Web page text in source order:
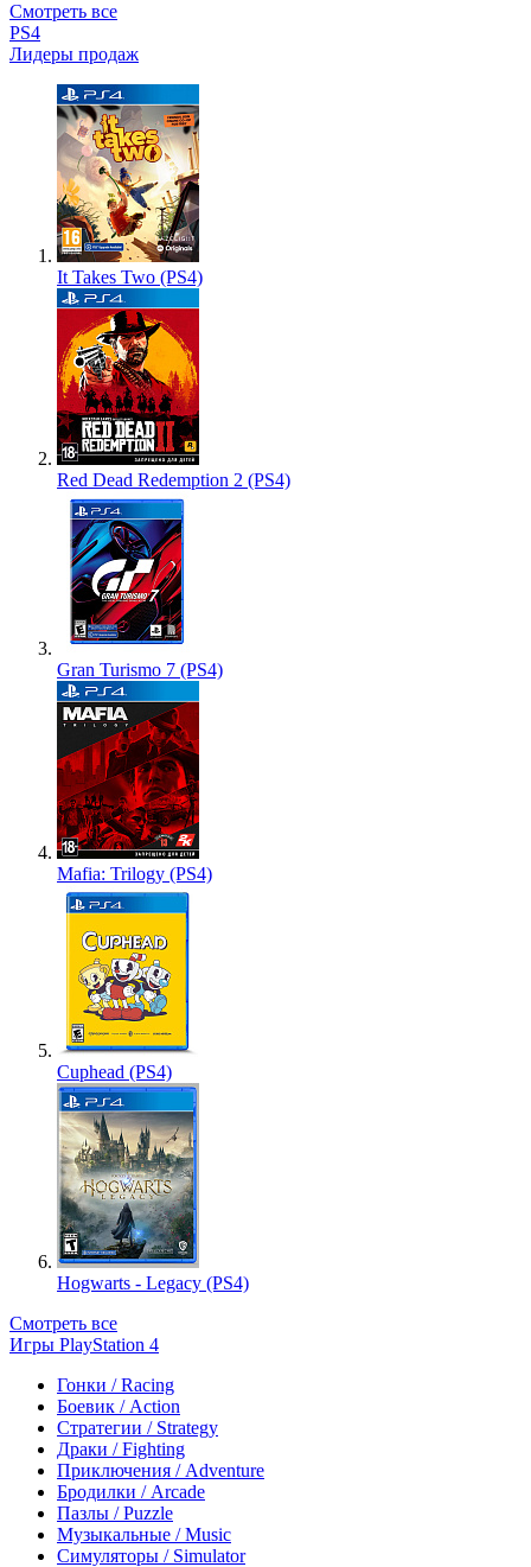
Смотреть все
PS4
Лидеры продаж
It Takes Two (PS4)
Red Dead Redemption 2 (PS4)
Gran Turismo 7 (PS4)
Mafia: Trilogy (PS4)
Cuphead (PS4)
Hogwarts - Legacy (PS4)
Смотреть все
Игры PlayStation 4
Гонки / Racing
Боевик / Action
Стратегии / Strategy
Драки / Fighting
Приключения / Adventure
Бродилки / Arcade
Пазлы / Puzzle
Музыкальные / Music
Симуляторы / Simulator